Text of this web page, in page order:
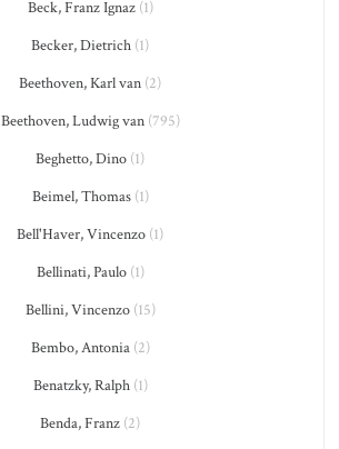
Beck, Franz Ignaz(1)
Becker, Dietrich (1)
Beethoven, Karl van (2)
Beethoven, Ludwig van(795)
Beghetto, Dino (1)
Beimel, Thomas(1)
Bell'Haver, Vincenzo (1)
Bellinati, Paulo(1)
Bellini, Vincenzo(15)
Bembo, Antonia(2)
Benatzky, Ralph(1)
Benda, Franz (2)